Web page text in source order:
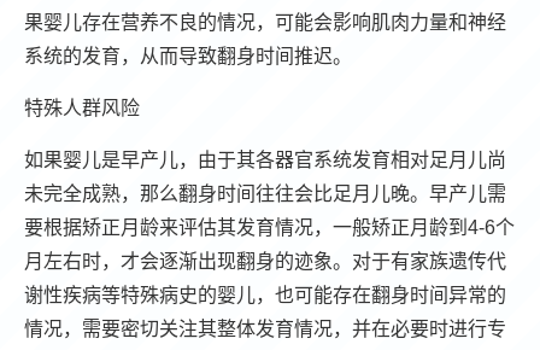
果婴儿存在营养不良的情况，可能会影响肌肉力量和神经
系统的发育，从而导致翻身时间推迟。
特殊人群风险
如果婴儿是早产儿，由于其各器官系统发育相对足月儿尚
未完全成熟，那么翻身时间往往会比足月儿晚。早产儿需
要根据矫正月龄来评估其发育情况，一般矫正月龄到4-6个
月左右时，才会逐渐出现翻身的迹象。对于有家族遗传代
谢性疾病等特殊病史的婴儿，也可能存在翻身时间异常的
情况，需要密切关注其整体发育情况，并在必要时进行专